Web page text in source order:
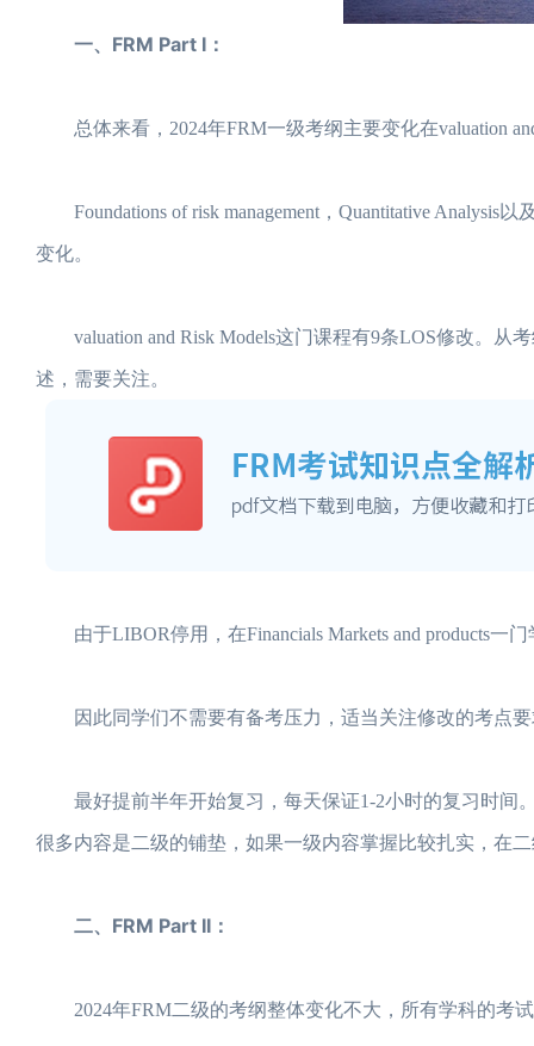
一、FRM Part I：
总体来看，2024年FRM一级考纲主要变化在valuation
Foundations of risk management，Quantitative Analysis以
变化。
valuation and Risk Models这门课程有9条LOS修改。从考
述，需要关注。
由于LIBOR停用，在Financials Markets and products一
因此同学们不需要有备考压力，适当关注修改的考点要
最好提前半年开始复习，每天保证1-2小时的复习时间
很多内容是二级的铺垫，如果一级内容掌握比较扎实，在
二、FRM Part II：
2024年FRM二级的考纲整体变化不大，所有学科的考